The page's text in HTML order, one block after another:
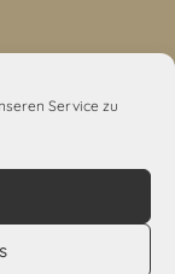
Service zu
(ÖGC).